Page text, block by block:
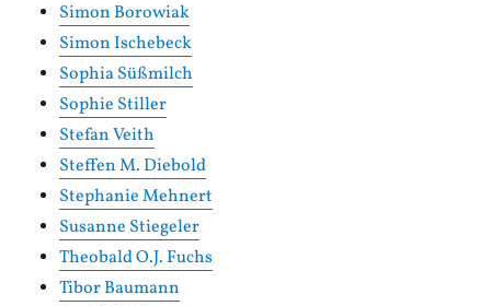
Simon Borowiak
Simon Ischebeck
Sophia Süßmilch
Sophie Stiller
Stefan Veith
Steffen M. Diebold
Stephanie Mehnert
Susanne Stiegeler
Theobald O.J. Fuchs
Tibor Baumann